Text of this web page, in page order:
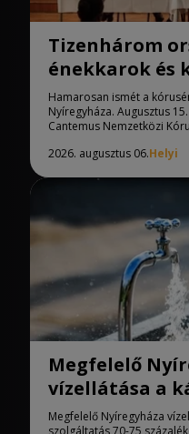
Tizenhárom
énekkarok és
Nyíregyházára
Hamarosan ismét a
Nyíregyháza. Augusztus
Cantemus Nemzetközi
2026. augusztus 06.Helyi
Megfelelő
vízellátása a
Megfelelő Nyíregyháza